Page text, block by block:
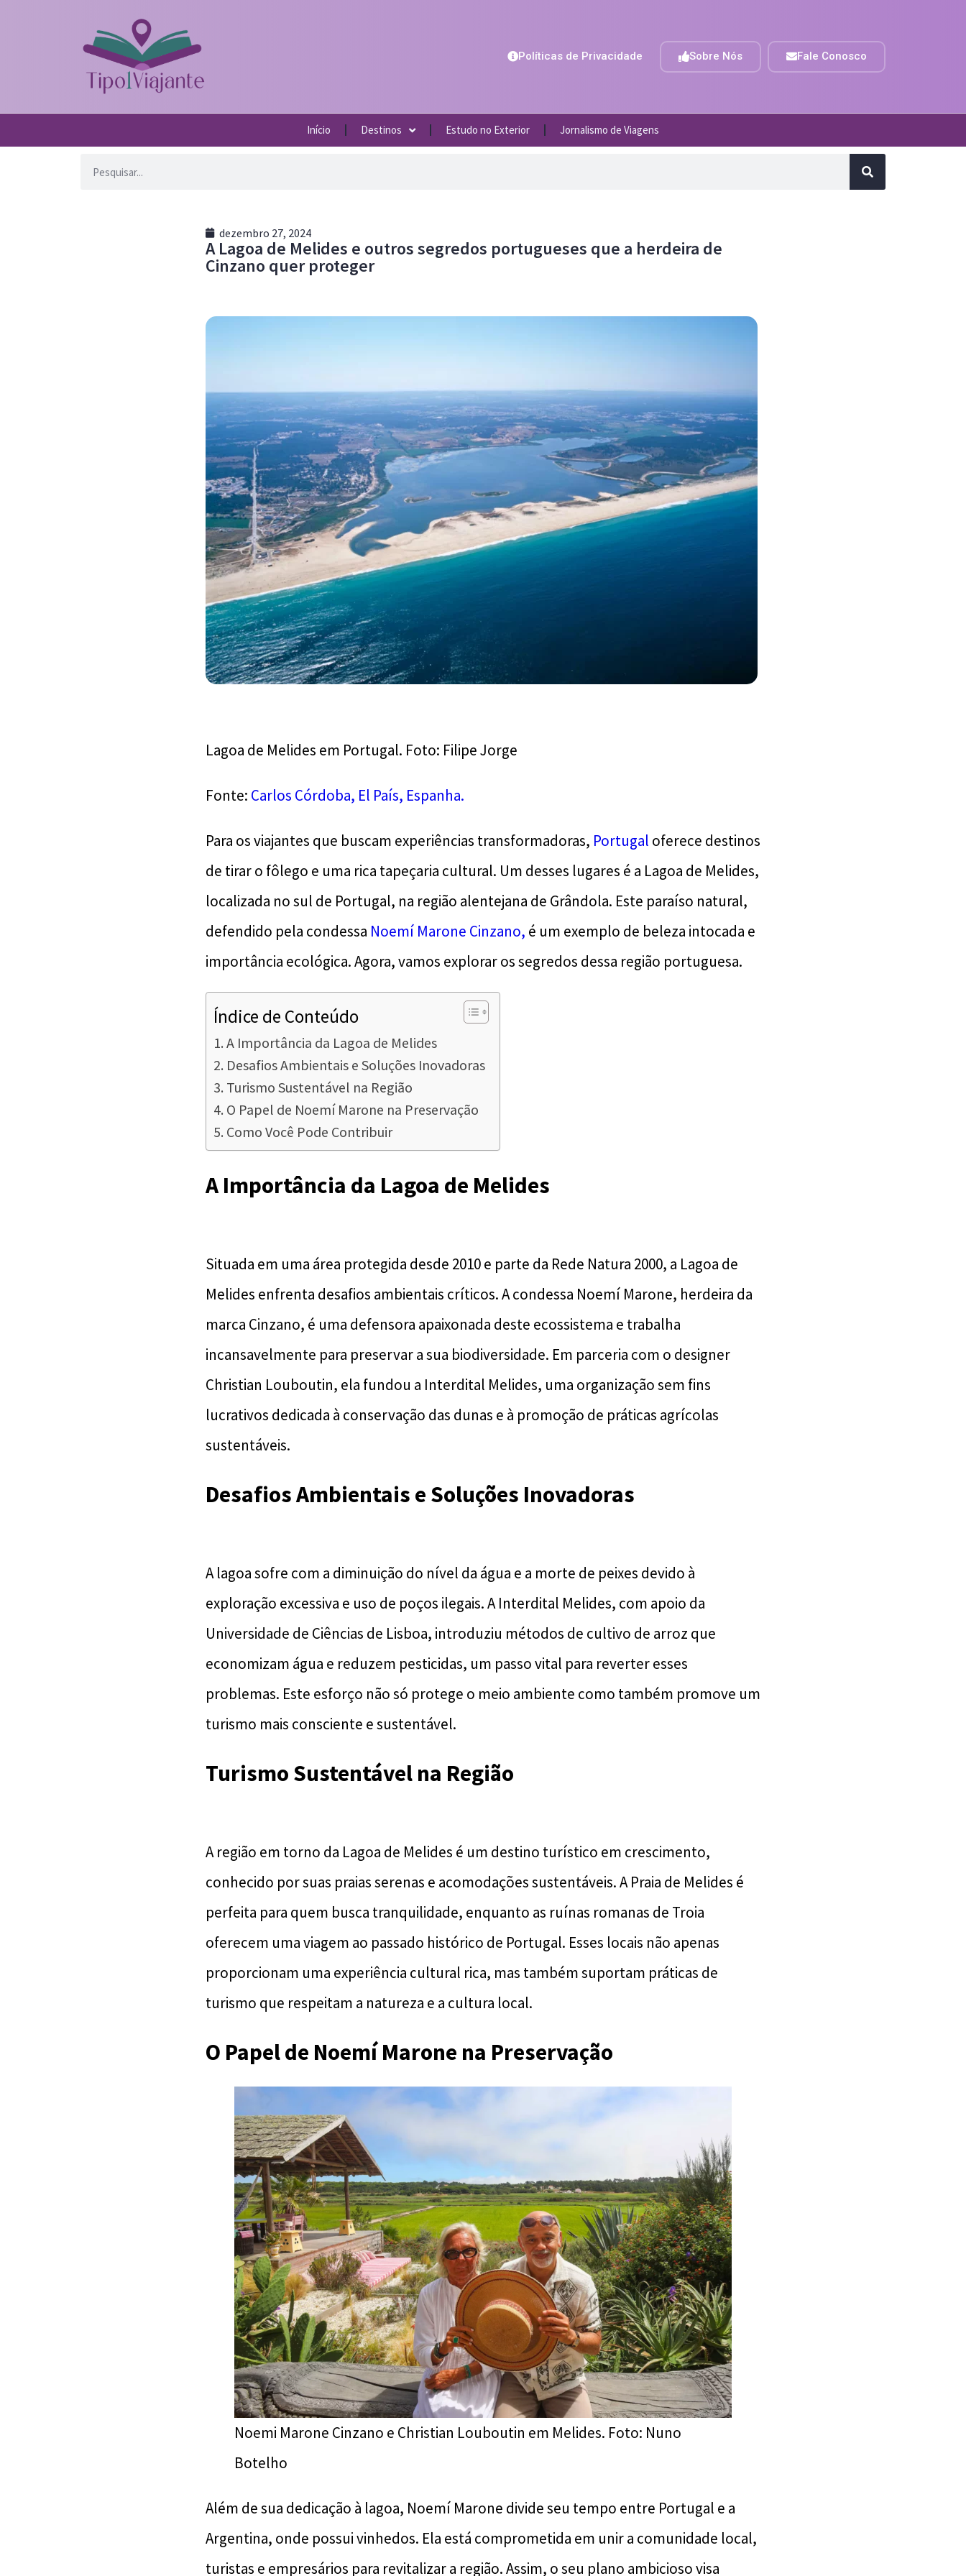
Políticas de Privacidade Sobre Nós Fale Conosco
Início Destinos Estudo no Exterior Jornalismo de Viagens
dezembro 27, 2024
A Lagoa de Melides e outros segredos portugueses que a herdeira de
Cinzano quer proteger
Lagoa de Melides em Portugal. Foto: Filipe Jorge
Fonte: Carlos Córdoba, El País, Espanha.
Para os viajantes que buscam experiências transformadoras, Portugal oferece destinos
de tirar o fôlego e uma rica tapeçaria cultural. Um desses lugares é a Lagoa de Melides,
localizada no sul de Portugal, na região alentejana de Grândola. Este paraíso natural,
defendido pela condessa Noemí Marone Cinzano, é um exemplo de beleza intocada e
importância ecológica. Agora, vamos explorar os segredos dessa região portuguesa.
Índice de Conteúdo
A Importância da Lagoa de Melides
Desafios Ambientais e Soluções Inovadoras
Turismo Sustentável na Região
O Papel de Noemí Marone na Preservação
Como Você Pode Contribuir
A Importância da Lagoa de Melides
Situada em uma área protegida desde 2010 e parte da Rede Natura 2000, a Lagoa de
Melides enfrenta desafios ambientais críticos. A condessa Noemí Marone, herdeira da
marca Cinzano, é uma defensora apaixonada deste ecossistema e trabalha
incansavelmente para preservar a sua biodiversidade. Em parceria com o designer
Christian Louboutin, ela fundou a Interdital Melides, uma organização sem fins
lucrativos dedicada à conservação das dunas e à promoção de práticas agrícolas
sustentáveis.
Desafios Ambientais e Soluções Inovadoras
A lagoa sofre com a diminuição do nível da água e a morte de peixes devido à
exploração excessiva e uso de poços ilegais. A Interdital Melides, com apoio da
Universidade de Ciências de Lisboa, introduziu métodos de cultivo de arroz que
economizam água e reduzem pesticidas, um passo vital para reverter esses
problemas. Este esforço não só protege o meio ambiente como também promove um
turismo mais consciente e sustentável.
Turismo Sustentável na Região
A região em torno da Lagoa de Melides é um destino turístico em crescimento,
conhecido por suas praias serenas e acomodações sustentáveis. A Praia de Melides é
perfeita para quem busca tranquilidade, enquanto as ruínas romanas de Troia
oferecem uma viagem ao passado histórico de Portugal. Esses locais não apenas
proporcionam uma experiência cultural rica, mas também suportam práticas de
turismo que respeitam a natureza e a cultura local.
O Papel de Noemí Marone na Preservação
Noemi Marone Cinzano e Christian Louboutin em Melides. Foto: Nuno
Botelho
Além de sua dedicação à lagoa, Noemí Marone divide seu tempo entre Portugal e a
Argentina, onde possui vinhedos. Ela está comprometida em unir a comunidade local,
turistas e empresários para revitalizar a região. Assim, o seu plano ambicioso visa